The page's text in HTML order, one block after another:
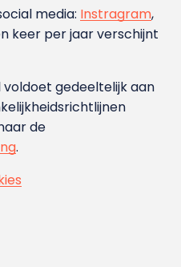
media: Instragram,
keer per jaar verschijnt
voldoet gedeeltelijk aan
de
.